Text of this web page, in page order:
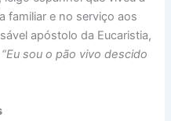
familiar e no serviço aos
apóstolo da Eucaristia,
“Eu sou o pão vivo descido